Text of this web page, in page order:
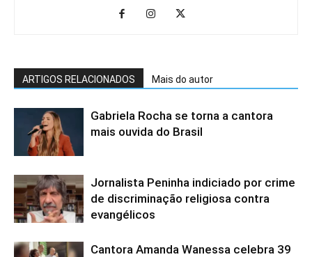
ARTIGOS RELACIONADOS Mais do autor
Gabriela Rocha se torna a cantora
mais ouvida do Brasil
Jornalista Peninha indiciado por crime
de discriminação religiosa contra
evangélicos
Cantora Amanda Wanessa celebra 39